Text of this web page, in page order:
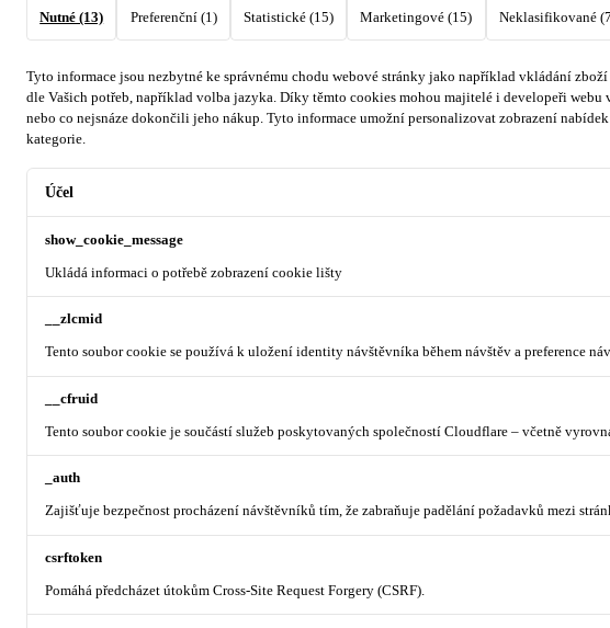
Nutné (13) Preferenční (1) Statistické (15) Marketingové (15) Neklasifikované
Tyto informace jsou nezbytné ke správnému chodu webové stránky jako například vkládání
dle Vašich potřeb, například volba jazyka. Díky těmto cookies mohou majitelé i developeři
nebo co nejsnáze dokončili jeho nákup. Tyto informace umožní personalizovat zobrazení
kategorie.
Účel
show_cookie_message
Ukládá informaci o potřebě zobrazení cookie lišty
__zlcmid
Tento soubor cookie se používá k uložení identity návštěvníka během návštěv a preference
__cfruid
Tento soubor cookie je součástí služeb poskytovaných společností Cloudflare – včetně
_auth
Zajišťuje bezpečnost procházení návštěvníků tím, že zabraňuje padělání požadavků mezi
csrftoken
Pomáhá předcházet útokům Cross-Site Request Forgery (CSRF).